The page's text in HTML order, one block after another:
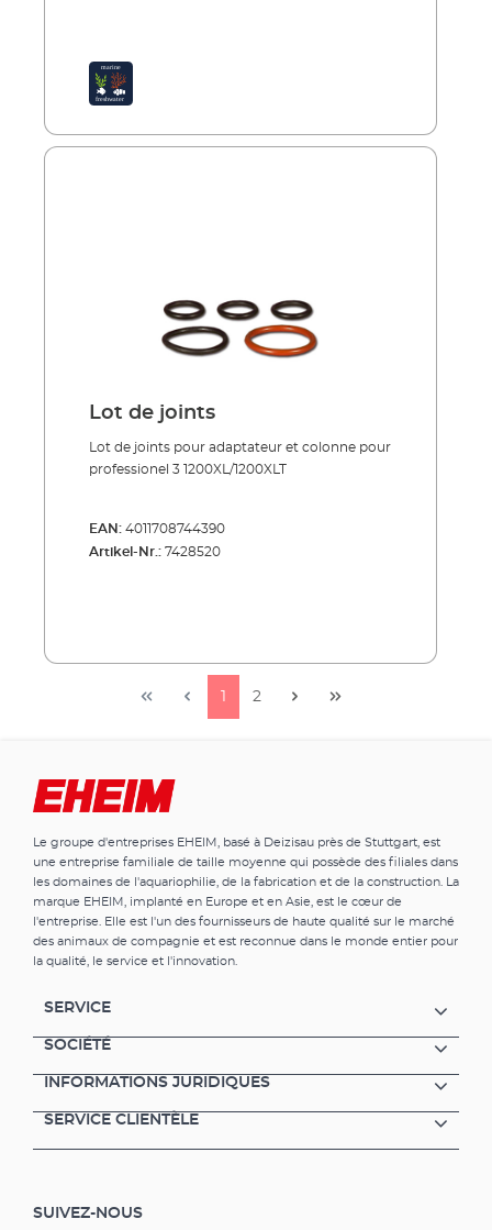
Lot de joints
Lot de joints pour adaptateur et colonne pour
professionel 3 1200XL/1200XLT
EAN: 4011708744390
Artikel-Nr.: 7428520
1 2
Le groupe d'entreprises EHEIM, basé à Deizisau près de Stuttgart, est
une entreprise familiale de taille moyenne qui possède des filiales dans
les domaines de l'aquariophilie, de la fabrication et de la construction. La
marque EHEIM, implanté en Europe et en Asie, est le cœur de
l'entreprise. Elle est l'un des fournisseurs de haute qualité sur le marché
des animaux de compagnie et est reconnue dans le monde entier pour
la qualité, le service et l'innovation.
SERVICE
SOCIÉTÉ
INFORMATIONS JURIDIQUES
SERVICE CLIENTÈLE
SUIVEZ-NOUS